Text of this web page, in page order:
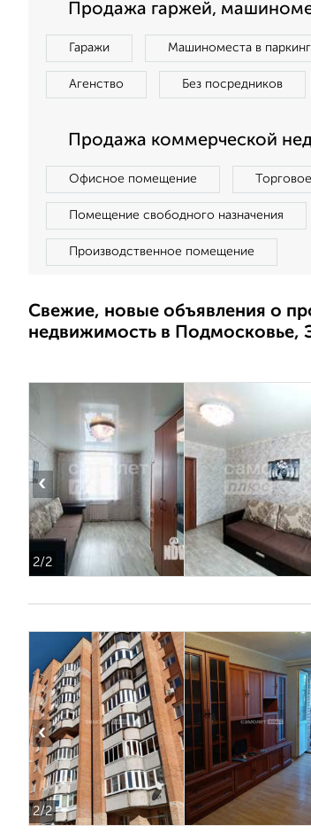
Продажа гаржей,
Гаражи Машиноместа в
Агенство Без посредников
Продажа коммерческой
Офисное помещение
Помещение свободного назначения
Производственное помещение
Свежие, новые объявления о
недвижимость в Подмосковье,
2/2
‹
2/2
‹